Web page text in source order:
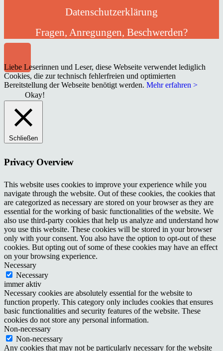
Datenschutzerklärung
Fragen, Anregungen, Beschwerden?
Liebe Leserinnen und Leser, diese Webseite verwendet lediglich
Cookies, die zur technisch fehlerfreien und optimierten
Bereitstellung der Webseite benötigt werden. Mehr erfahren >
Okay!
Schließen
Privacy Overview
This website uses cookies to improve your experience while you
navigate through the website. Out of these cookies, the cookies that
are categorized as necessary are stored on your browser as they are
essential for the working of basic functionalities of the website. We
also use third-party cookies that help us analyze and understand how
you use this website. These cookies will be stored in your browser
only with your consent. You also have the option to opt-out of these
cookies. But opting out of some of these cookies may have an effect
on your browsing experience.
Necessary
Necessary
immer aktiv
Necessary cookies are absolutely essential for the website to
function properly. This category only includes cookies that ensures
basic functionalities and security features of the website. These
cookies do not store any personal information.
Non-necessary
Non-necessary
Any cookies that may not be particularly necessary for the website